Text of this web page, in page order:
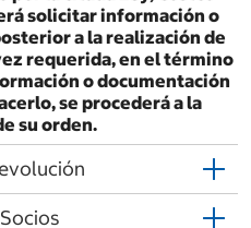
solicitar información o
a la realización de
requerida, en el término
o documentación
se procederá a la
su orden.